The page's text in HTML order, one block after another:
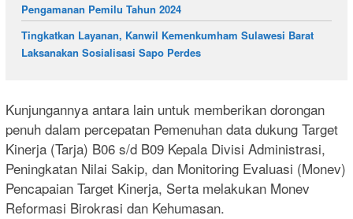
Pengamanan Pemilu Tahun 2024
Tingkatkan Layanan, Kanwil Kemenkumham Sulawesi Barat
Laksanakan Sosialisasi Sapo Perdes
Kunjungannya antara lain untuk memberikan dorongan
penuh dalam percepatan Pemenuhan data dukung Target
Kinerja (Tarja) B06 s/d B09 Kepala Divisi Administrasi,
Peningkatan Nilai Sakip, dan Monitoring Evaluasi (Monev)
Pencapaian Target Kinerja, Serta melakukan Monev
Reformasi Birokrasi dan Kehumasan.